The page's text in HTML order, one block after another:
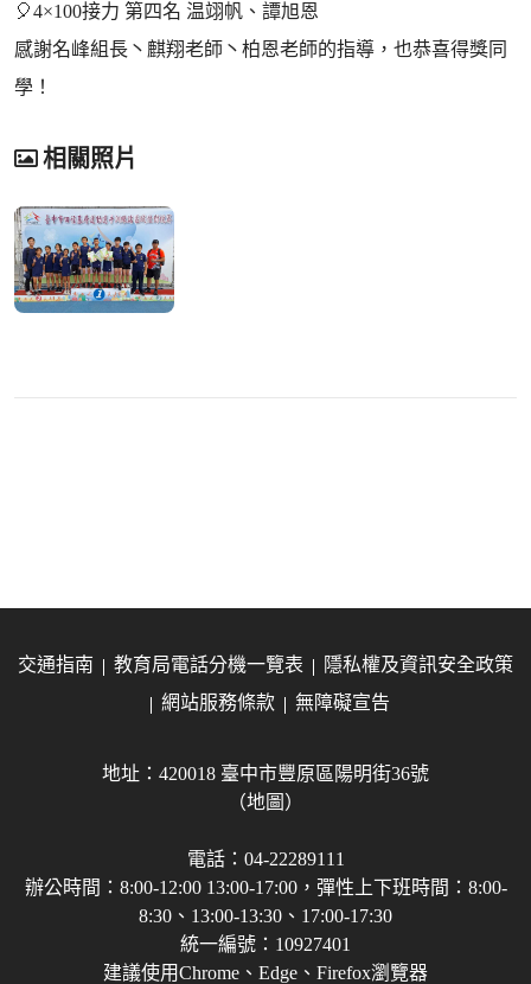
🎈4×100接力 第四名 温翊帆、譚旭恩
感謝名峰組長丶麒翔老師丶柏恩老師的指導，也恭喜得獎同
學！
相關照片
交通指南 教育局電話分機一覽表
隱私權及資訊安全政策
網站服務條款
無障礙宣告
地址：420018 臺中市豐原區陽明街36號
（地圖）
電話：04-22289111
辦公時間：8:00-12:00 13:00-17:00，彈性上下班時間：8:00-
8:30、13:00-13:30、17:00-17:30
統一編號：10927401
建議使用Chrome、Edge、Firefox瀏覽器